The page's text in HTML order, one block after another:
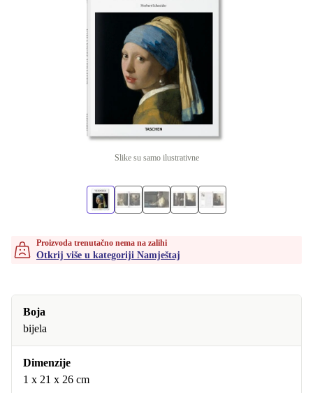
Slike su samo ilustrativne
Proizvoda trenutačno nema na zalihi
Otkrij više u kategoriji Namještaj
Boja
bijela
Dimenzije
1 x 21 x 26 cm